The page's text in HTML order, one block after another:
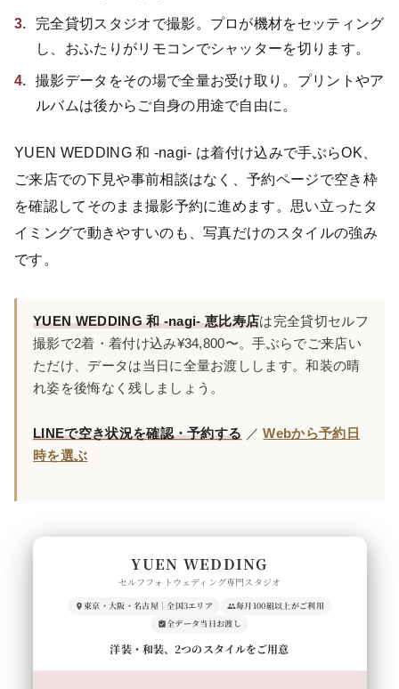
完全貸切スタジオで撮影。プロが機材をセッティング
し、おふたりがリモコンでシャッターを切ります。
撮影データをその場で全量お受け取り。プリントやア
ルバムは後からご自身の用途で自由に。
YUEN WEDDING 和 -nagi- は着付け込みで手ぶらOK、
ご来店での下見や事前相談はなく、予約ページで空き枠
を確認してそのまま撮影予約に進めます。思い立ったタ
イミングで動きやすいのも、写真だけのスタイルの強み
です。
YUEN WEDDING 和 -nagi- 恵比寿店は完全貸切セルフ
撮影で2着・着付け込み¥34,800〜。手ぶらでご来店い
ただけ、データは当日に全量お渡しします。和装の晴
れ姿を後悔なく残しましょう。
LINEで空き状況を確認・予約する ／Webから予約日
時を選ぶ
YUEN WEDDING
セルフフォトウェディング専門スタジオ
東京・大阪・名古屋｜全国3エリア
毎月100組以上がご利用
全データ当日お渡し
洋装・和装、2つのスタイルをご用意